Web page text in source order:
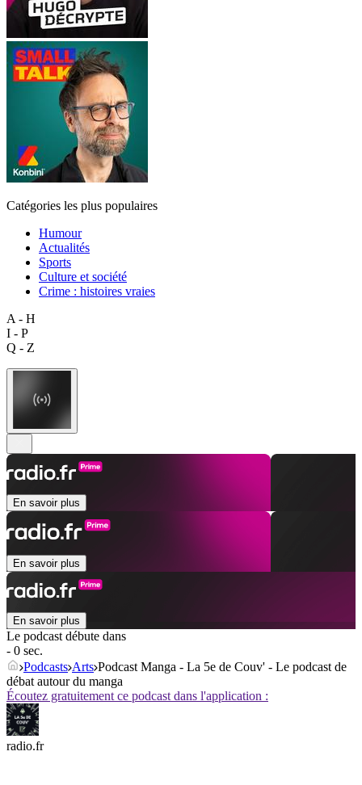
Catégories les plus populaires
Humour
Actualités
Sports
Culture et société
Crime : histoires vraies
A - H
I - P
Q - Z
En savoir plus
En savoir plus
En savoir plus
Le podcast débute dans
- 0 sec.
Podcasts Arts Podcast Manga - La 5e de Couv' - Le podcast de
débat autour du manga
Écoutez gratuitement ce podcast dans l'application :
radio.fr